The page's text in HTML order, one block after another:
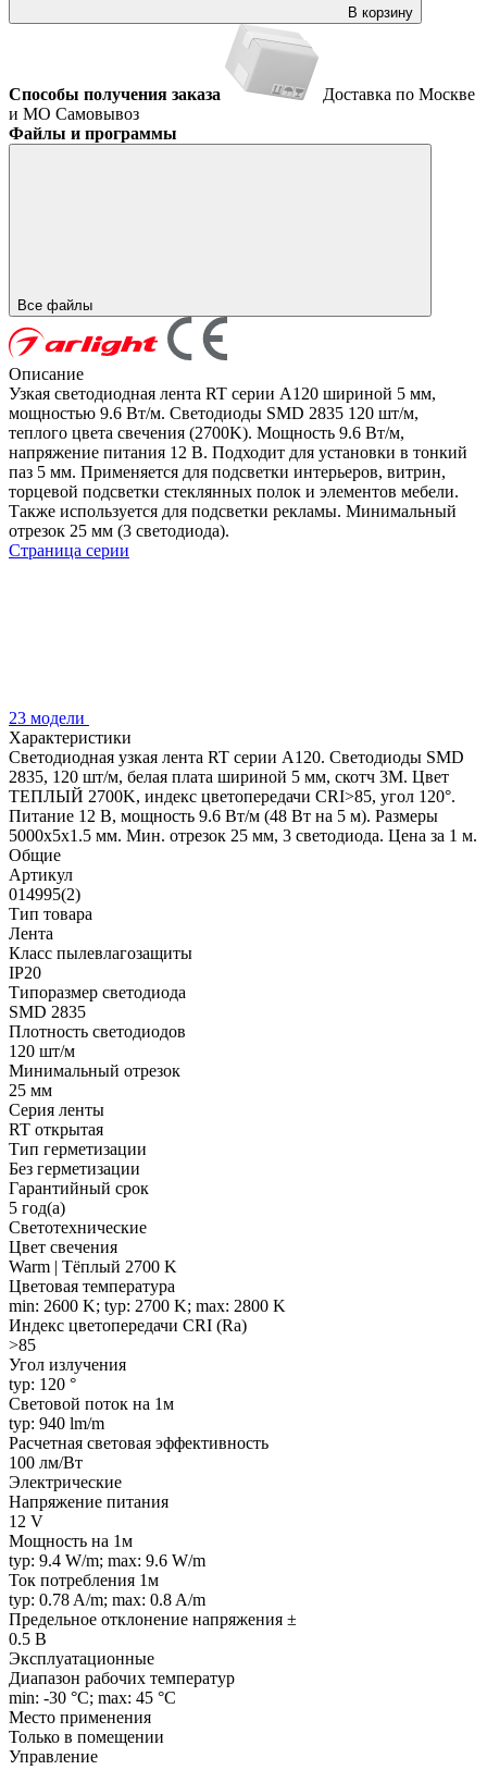
В корзину
Способы получения заказа
Доставка по Москве
и МО Самовывоз
Файлы и программы
Все файлы
Описание
Узкая светодиодная лента RT серии A120 шириной 5 мм,
мощностью 9.6 Вт/м. Светодиоды SMD 2835 120 шт/м,
теплого цвета свечения (2700K). Мощность 9.6 Вт/м,
напряжение питания 12 В. Подходит для установки в тонкий
паз 5 мм. Применяется для подсветки интерьеров, витрин,
торцевой подсветки стеклянных полок и элементов мебели.
Также используется для подсветки рекламы. Минимальный
отрезок 25 мм (3 светодиода).
Страница серии
23 модели
Характеристики
Светодиодная узкая лента RT серии A120. Светодиоды SMD
2835, 120 шт/м, белая плата шириной 5 мм, скотч 3M. Цвет
ТЕПЛЫЙ 2700K, индекс цветопередачи CRI>85, угол 120°.
Питание 12 В, мощность 9.6 Вт/м (48 Вт на 5 м). Размеры
5000х5х1.5 мм. Мин. отрезок 25 мм, 3 светодиода. Цена за 1 м.
Общие
Артикул
014995(2)
Тип товара
Лента
Класс пылевлагозащиты
IP20
Типоразмер светодиода
SMD 2835
Плотность светодиодов
120 шт/м
Минимальный отрезок
25 мм
Серия ленты
RT открытая
Тип герметизации
Без герметизации
Гарантийный срок
5 год(а)
Светотехнические
Цвет свечения
Warm | Тёплый 2700 K
Цветовая температура
min: 2600 K; typ: 2700 K; max: 2800 K
Индекс цветопередачи CRI (Ra)
>85
Угол излучения
typ: 120 °
Световой поток на 1м
typ: 940 lm/m
Расчетная световая эффективность
100 лм/Вт
Электрические
Напряжение питания
12 V
Мощность на 1м
typ: 9.4 W/m; max: 9.6 W/m
Ток потребления 1м
typ: 0.78 A/m; max: 0.8 A/m
Предельное отклонение напряжения ±
0.5 В
Эксплуатационные
Диапазон рабочих температур
min: -30 °C; max: 45 °C
Место применения
Только в помещении
Управление